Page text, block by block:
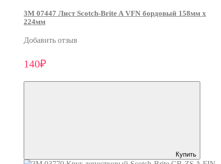
3М 07447 Лист Scotch-Brite A VFN бордовый 158мм х
224мм
Добавить отзыв
140₽
Купить